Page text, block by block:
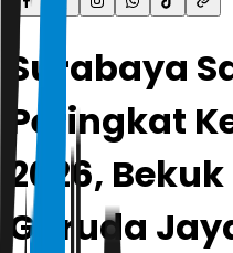
Surabaya
Peringkat
2026,
Garuda